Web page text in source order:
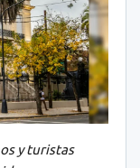
y turistas